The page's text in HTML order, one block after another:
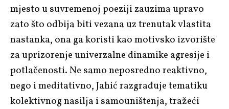
mjesto u suvremenoj poeziji zauzima upravo
zato što odbija biti vezana uz trenutak vlastita
nastanka, ona ga koristi kao motivsko izvorište
za uprizorenje univerzalne dinamike agresije i
potlačenosti. Ne samo neposredno reaktivno,
nego i meditativno, Jahić razgrađuje tematiku
kolektivnog nasilja i samouništenja, tražeći